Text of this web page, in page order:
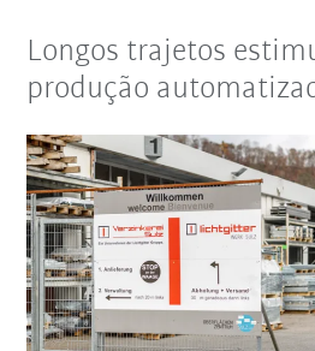
Longos trajetos
produção